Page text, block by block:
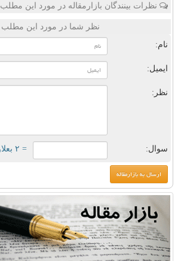
نظرات بینندگان بازارمقاله در مورد این مطلب
نظر شما در مورد این مطلب
نام:
ایمیل:
نظر:
سوال: = ۲ بعلاوه ۱